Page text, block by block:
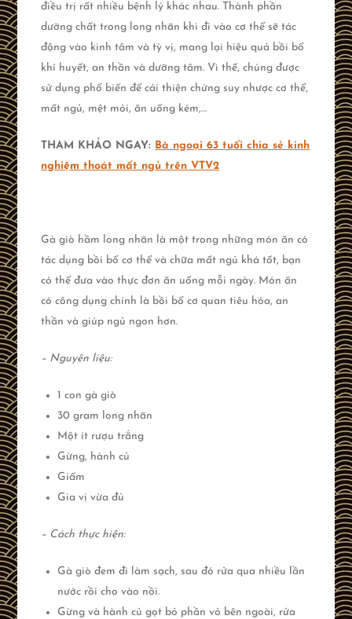
điều trị rất nhiều bệnh lý khác nhau. Thành phần
dưỡng chất trong long nhãn khi đi vào cơ thể sẽ tác
động vào kinh tâm và tỳ vị, mang lại hiệu quả bồi bổ
khí huyết, an thần và dưỡng tâm. Vì thế, chúng được
sử dụng phổ biến để cải thiện chứng suy nhược cơ thể,
mất ngủ, mệt mỏi, ăn uống kém,…
THAM KHẢO NGAY: Bà ngoại 63 tuổi chia sẻ kinh
nghiệm thoát mất ngủ trên VTV2
Gà giò hầm long nhãn là một trong những món ăn có
tác dụng bồi bổ cơ thể và chữa mất ngủ khá tốt, bạn
có thể đưa vào thực đơn ăn uống mỗi ngày. Món ăn
có công dụng chính là bồi bổ cơ quan tiêu hóa, an
thần và giúp ngủ ngon hơn.
– Nguyên liệu:
1 con gà giò
30 gram long nhãn
Một ít rượu trắng
Gừng, hành củ
Giấm
Gia vị vừa đủ
– Cách thực hiện:
Gà giò đem đi làm sạch, sau đó rửa qua nhiều lần
nước rồi cho vào nồi.
Gừng và hành củ gọt bỏ phần vỏ bên ngoài, rửa